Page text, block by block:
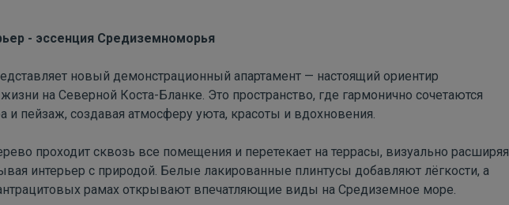
- эссенция Средиземноморья
новый демонстрационный апартамент — настоящий ориентир
на Северной Коста-Бланке. Это пространство, где гармонично сочетаются
и пейзаж, создавая атмосферу уюта, красоты и вдохновения.
проходит сквозь все помещения и перетекает на террасы, визуально расширяя
интерьер с природой. Белые лакированные плинтусы добавляют лёгкости, а
рамах открывают впечатляющие виды на Средиземное море.